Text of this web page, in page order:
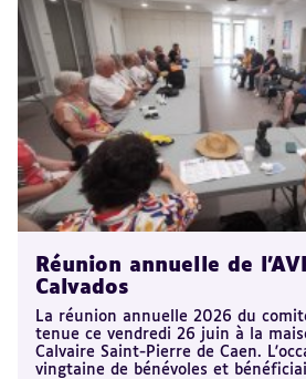
Réunion annuelle de
Calvados
La réunion annuelle 2026 du
tenue ce vendredi 26 juin à la
Calvaire Saint-Pierre de Caen.
vingtaine de bénévoles et